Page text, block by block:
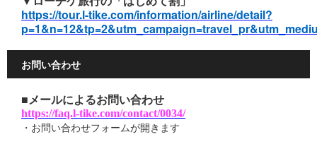
https://tour.l-tike.com/information/airline/detail?
お問い合わせ
■メールによるお問い合わせ
https://faq.l-tike.com/contact/0034/
・お問い合わせフォームが開きます